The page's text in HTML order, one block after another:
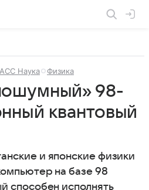
Наука Физика
98-
квантовый
и японские физики
на базе 98
способен исполнять